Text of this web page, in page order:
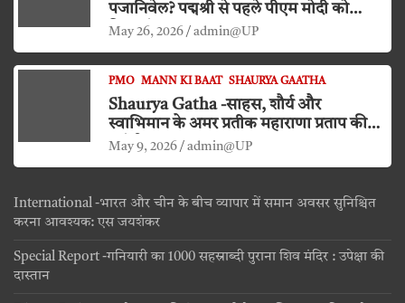
पजानिवेल? पद्मश्री से पहले पीएम मोदी को
किया दंडवत प्रणाम
May 26, 2026 admin@UP
PMO MANN KI BAAT SHAURYA GAATHA
Shaurya Gatha -साहस, शौर्य और
स्वाभिमान के अमर प्रतीक महाराणा प्रताप की
जयंती
May 9, 2026 admin@UP
International -भारत और चीन के बीच व्यापार में समान अवसर सुनिश्चित
करना आवश्यक: एस जयशंकर
Special Report -गनियारी का 1000 सहस्राब्दी पुराना शिव मंदिर : उपेक्षा की
दास्तान